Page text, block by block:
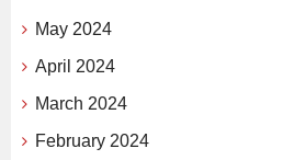
May 2024
April 2024
March 2024
February 2024